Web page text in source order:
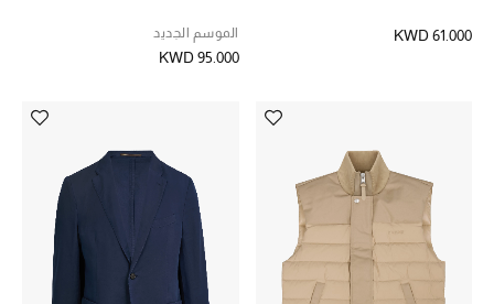
ما وصلنا حديثا
أبرز المصممين
KWD 61.000 الموسم الجديد
KWD 95.000